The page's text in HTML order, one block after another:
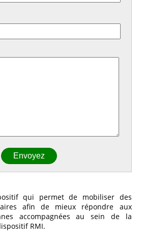
qui permet de mobiliser des
afin de mieux répondre aux
accompagnées au sein de la
RMI.